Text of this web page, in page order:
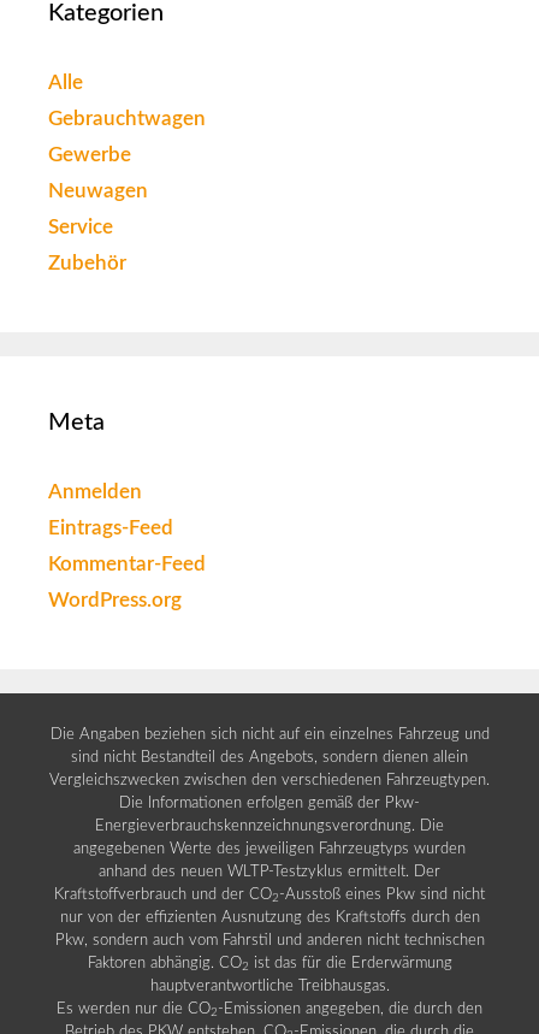
Kategorien
Alle
Gebrauchtwagen
Gewerbe
Neuwagen
Service
Zubehör
Meta
Anmelden
Eintrags-Feed
Kommentar-Feed
WordPress.org
Die Angaben beziehen sich nicht auf ein einzelnes Fahrzeug und
sind nicht Bestandteil des Angebots, sondern dienen allein
Vergleichszwecken zwischen den verschiedenen Fahrzeugtypen.
Die Informationen erfolgen gemäß der Pkw-
Energieverbrauchskennzeichnungsverordnung. Die
angegebenen Werte des jeweiligen Fahrzeugtyps wurden
anhand des neuen WLTP-Testzyklus ermittelt. Der
Kraftstoffverbrauch und der CO2 -Ausstoß eines Pkw sind nicht
nur von der effizienten Ausnutzung des Kraftstoffs durch den
Pkw, sondern auch vom Fahrstil und anderen nicht technischen
Faktoren abhängig. CO2 ist das für die Erderwärmung
hauptverantwortliche Treibhausgas.
Es werden nur die CO2 -Emissionen angegeben, die durch den